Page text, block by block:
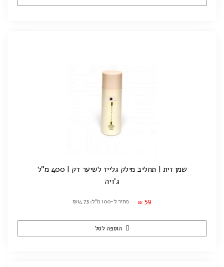
שמן זית | תחליב מילק גלייז לשיער דק | 400 מ"ל
ג'ויה
₪ 59 מחיר ל-100 מ"ל: ₪14.75
הוספה לסל